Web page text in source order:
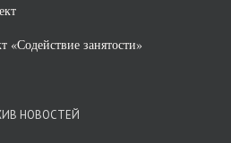
«Содействие занятости»
НОВОСТЕЙ